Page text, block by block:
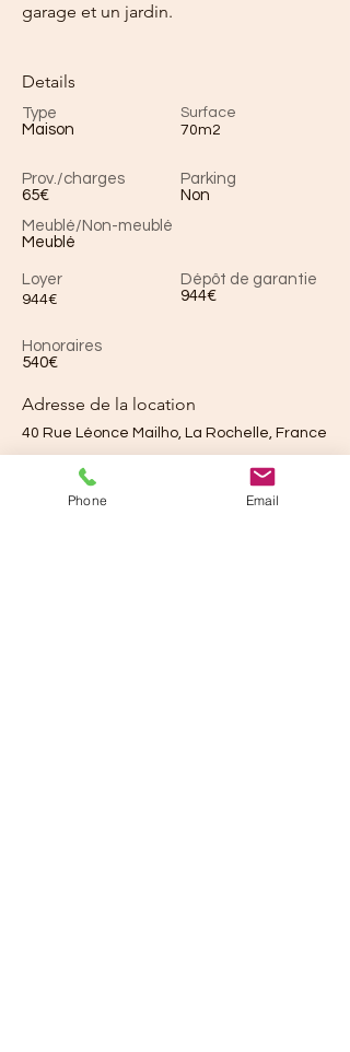
garage et un jardin.
Details
Type
Maison
Surface
70m2
Prov./charges
65€
Parking
Non
Meublé/Non-meublé
Meublé
Loyer
944€
Dépôt de garantie
944€
Honoraires
540€
Adresse de la location
40 Rue Léonce Mailho, La Rochelle, France
Phone Email